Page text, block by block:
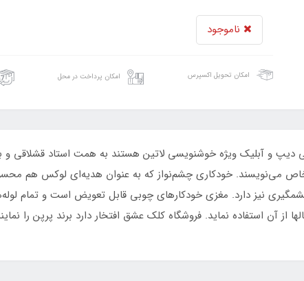
ناموجود
امکان تحویل اکسپرس امکان پرداخت در محل
دیپ و آبلیک ویژه خوشنویسی لاتین هستند به همت استاد قشلاقی
می‌نویسند. خودکاری چشم‌نواز که به عنوان هدیه‌ای لوکس هم
نیز دارد. مغزی خودکارهای چوبی قابل تعویض است و تمام
از آن استفاده نماید. فروشگاه کلک عشق افتخار دارد برند پرپن را